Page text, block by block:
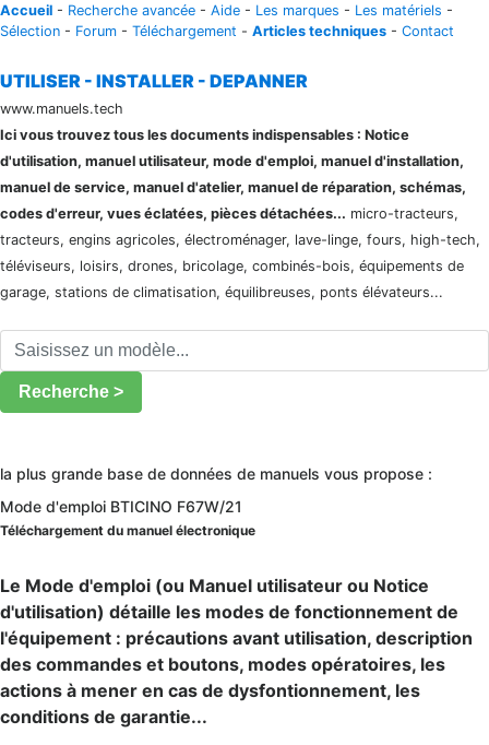
Accueil - Recherche avancée - Aide - Les marques - Les matériels -
Sélection - Forum - Téléchargement - Articles techniques - Contact
UTILISER - INSTALLER - DEPANNER
www.manuels.tech
Ici vous trouvez tous les documents indispensables : Notice
d'utilisation, manuel utilisateur, mode d'emploi, manuel d'installation,
manuel de service, manuel d'atelier, manuel de réparation, schémas,
codes d'erreur, vues éclatées, pièces détachées... micro-tracteurs,
tracteurs, engins agricoles, électroménager, lave-linge, fours, high-tech,
téléviseurs, loisirs, drones, bricolage, combinés-bois, équipements de
garage, stations de climatisation, équilibreuses, ponts élévateurs...
Recherche >
la plus grande base de données de manuels vous propose :
Mode d'emploi BTICINO F67W/21
Téléchargement du manuel électronique
Le Mode d'emploi (ou Manuel utilisateur ou Notice
d'utilisation) détaille les modes de fonctionnement de
l'équipement : précautions avant utilisation, description
des commandes et boutons, modes opératoires, les
actions à mener en cas de dysfontionnement, les
conditions de garantie...